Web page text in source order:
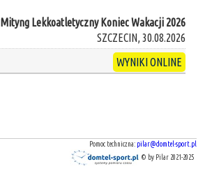
Mityng Lekkoatletyczny Koniec Wakacji 2026
SZCZECIN, 30.08.2026
WYNIKI ONLINE
Pomoc techniczna: pilar@domtel-sport.pl
© by Pilar 2021-2025